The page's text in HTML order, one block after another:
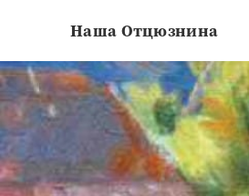
Наша Отцюзнина